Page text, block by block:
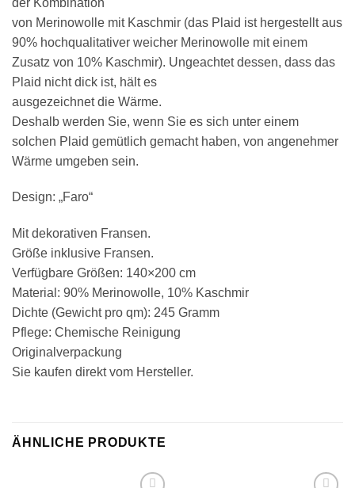
von Merinowolle mit Kaschmir (das Plaid ist hergestellt aus
90% hochqualitativer weicher Merinowolle mit einem
Zusatz von 10% Kaschmir). Ungeachtet dessen, dass das
Plaid nicht dick ist, hält es
ausgezeichnet die Wärme.
Deshalb werden Sie, wenn Sie es sich unter einem
solchen Plaid gemütlich gemacht haben, von angenehmer
Wärme umgeben sein.
Design: „Faro“
Mit dekorativen Fransen.
Größe inklusive Fransen.
Verfügbare Größen: 140×200 cm
Material: 90% Merinowolle, 10% Kaschmir
Dichte (Gewicht pro qm): 245 Gramm
Pflege: Chemische Reinigung
Originalverpackung
Sie kaufen direkt vom Hersteller.
ÄHNLICHE PRODUKTE